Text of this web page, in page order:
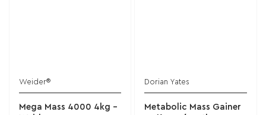
Weider®
Mega Mass 4000 4kg -
Dorian Yates
Metabolic Mass Gainer